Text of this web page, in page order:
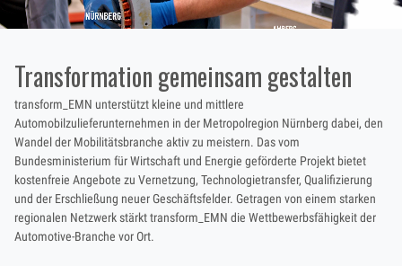
Transformation gemeinsam gestalten
transform_EMN unterstützt kleine und mittlere
Automobilzulieferunternehmen in der Metropolregion Nürnberg dabei, den
Wandel der Mobilitätsbranche aktiv zu meistern. Das vom
Bundesministerium für Wirtschaft und Energie geförderte Projekt bietet
kostenfreie Angebote zu Vernetzung, Technologietransfer, Qualifizierung
und der Erschließung neuer Geschäftsfelder. Getragen von einem starken
regionalen Netzwerk stärkt transform_EMN die Wettbewerbsfähigkeit der
Automotive-Branche vor Ort.